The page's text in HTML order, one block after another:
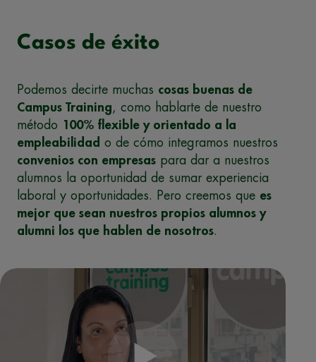
Casos de éxito
Podemos decirte muchas cosas buenas de
Campus Training, como hablarte de nuestro
método 100% flexible y orientado a la
empleabilidad o de cómo integramos nuestros
convenios con empresas para dar a nuestros
alumnos la oportunidad de sumar experiencia
laboral y oportunidades. Pero creemos que es
mejor que sean nuestros propios alumnos y
alumni los que hablen de nosotros.